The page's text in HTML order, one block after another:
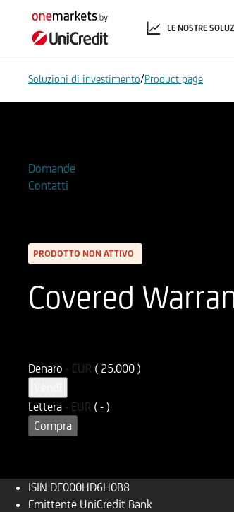
LE NOSTRE
Soluzioni di investimento/Product page
Domande
Contatti
PRODOTTO NON ATTIVO
Covered
Denaro - EUR ( 25.000 )
Lettera - EUR ( - )
Compra
ISIN DE000HD6H0B8
Emittente UniCredit Bank